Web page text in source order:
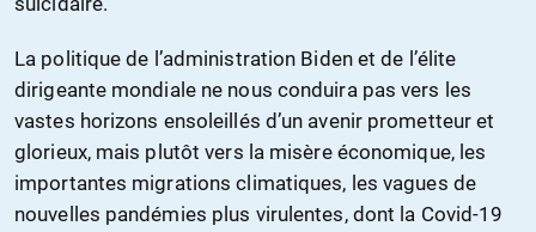
La politique de l’administration Biden et de l’élite
dirigeante mondiale ne nous conduira pas vers les
vastes horizons ensoleillés d’un avenir prometteur et
glorieux, mais plutôt vers la misère économique, les
importantes migrations climatiques, les vagues de
nouvelles pandémies plus virulentes, dont la Covid-19